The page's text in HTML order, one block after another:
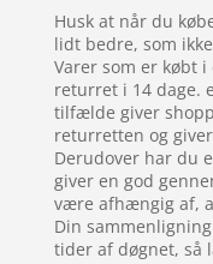
Husk at når du
lidt bedre, som
Varer som er købt
returret i 14 dage.
tilfælde giver
returretten og
Derudover har du
giver en god
være afhængig af,
Din
tider af døgnet, så